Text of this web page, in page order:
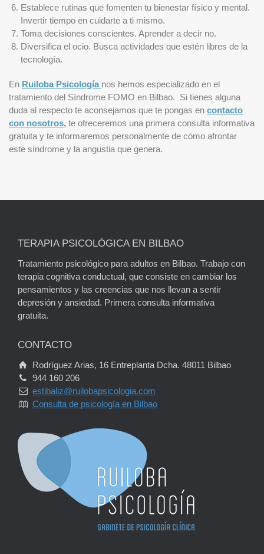
Establece rutinas que fomenten tu bienestar físico y mental.
Invertir tiempo en cuidarte a ti mismo.
Toma decisiones conscientes. Aprender a decir no.
Diversifica el ocio. Busca actividades que estén libres de la
tecnología.
En Ruiloba Psicología nos hemos especializado en el
tratamiento del Síndrome FOMO en Bilbao. Si tienes alguna
duda al respecto te aconsejamos que te pongas en contacto
con nosotros, te ofreceremos una primera consulta informativa
gratuita y te informaremos personalmente de cómo afrontar
este síndrome y la angustia que genera.
TERAPIA PSICOLÓGICA EN BILBAO
Tratamiento psicológico para adultos en Bilbao. Trabajo con
terapia cognitiva conductual, que consiste en cambiar los
pensamientos y las creencias que nos llevan a sentir
depresión y ansiedad. Primera consulta informativa
gratuita.
CONTACTO
Rodríguez Arias, 16 Entreplanta Dcha. 48011 Bilbao
944 160 206
estibaliz@ruilobapsicologia.com
Consulta de psicología en Bilbao